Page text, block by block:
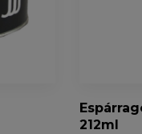
212ml